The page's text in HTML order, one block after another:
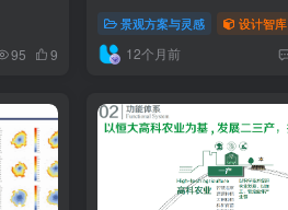
95 9
景观方案与灵感 设计智库
12个月前